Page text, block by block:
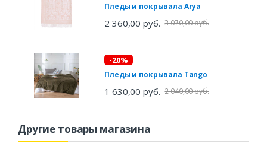
Пледы и покрывала Arya
2 360,00 руб. 3 070,00 руб.
-20%
Пледы и покрывала Tango
1 630,00 руб. 2 040,00 руб.
Другие товары магазина